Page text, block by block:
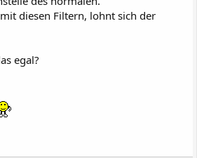
diesen Filtern, lohnt sich der
egal?